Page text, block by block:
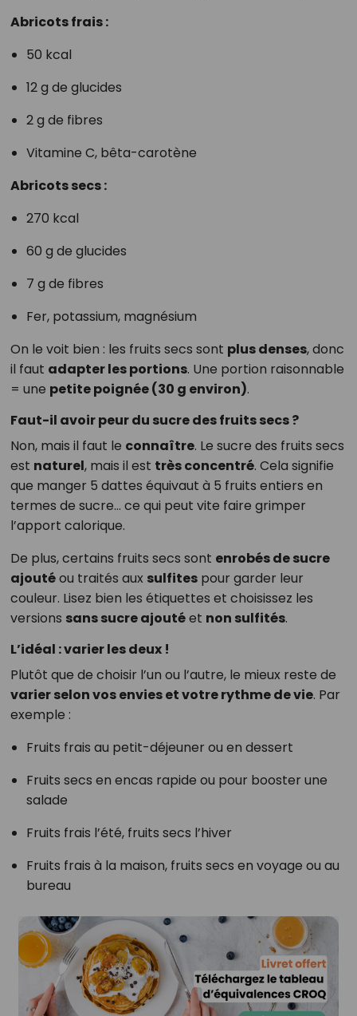
Abricots frais :
50 kcal
12 g de glucides
2 g de fibres
Vitamine C, bêta-carotène
Abricots secs :
270 kcal
60 g de glucides
7 g de fibres
Fer, potassium, magnésium
On le voit bien : les fruits secs sont plus denses, donc
il faut adapter les portions. Une portion raisonnable
= une petite poignée (30 g environ).
Faut-il avoir peur du sucre des fruits secs ?
Non, mais il faut le connaître. Le sucre des fruits secs
est naturel, mais il est très concentré. Cela signifie
que manger 5 dattes équivaut à 5 fruits entiers en
termes de sucre… ce qui peut vite faire grimper
l’apport calorique.
De plus, certains fruits secs sont enrobés de sucre
ajoutéou traités aux sulfitespour garder leur
couleur. Lisez bien les étiquettes et choisissez les
versions sans sucre ajoutéet non sulfités.
L’idéal : varier les deux !
Plutôt que de choisir l’un ou l’autre, le mieux reste de
varier selon vos envies et votre rythme de vie. Par
exemple :
Fruits frais au petit-déjeuner ou en dessert
Fruits secs en encas rapide ou pour booster une
salade
Fruits frais l’été, fruits secs l’hiver
Fruits frais à la maison, fruits secs en voyage ou au
bureau